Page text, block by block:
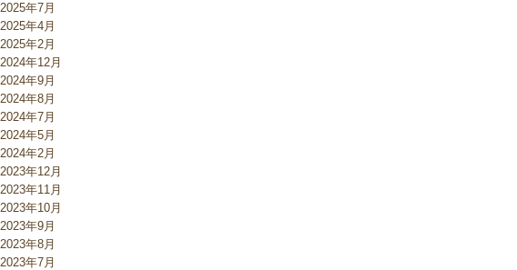
2025年7月
2025年4月
2025年2月
2024年12月
2024年9月
2024年8月
2024年7月
2024年5月
2024年2月
2023年12月
2023年11月
2023年10月
2023年9月
2023年8月
2023年7月